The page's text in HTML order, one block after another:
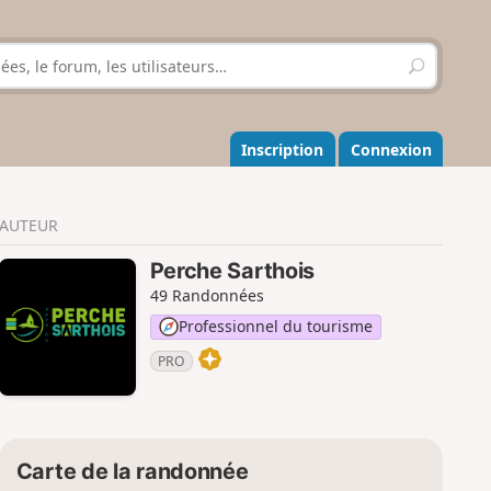
R
e
h
e
r
r
Inscription Connexion
AUTEUR
Perche Sarthois
49 Randonnées
Professionnel du tourisme
PRO
Carte de la randonnée